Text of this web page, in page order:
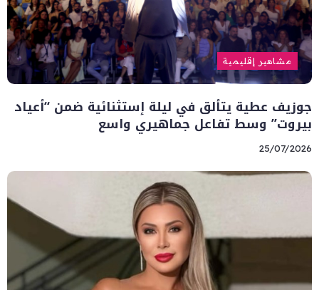
مشاهير إقليمية
جوزيف عطية يتألق في ليلة إستثنائية ضمن “أعياد
بيروت” وسط تفاعل جماهيري واسع
25/07/2026